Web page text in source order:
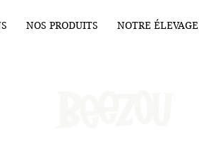
NOS PRODUITS NOTRE ÉLEVAGE